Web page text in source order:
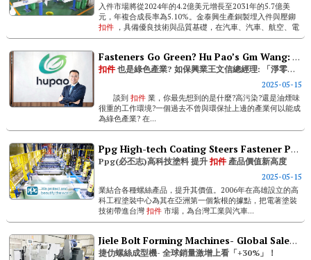
入件市場將從2024年的4.2億美元增長至2031年的5.7億美
元，年複合成長率為5.10%。金泰興生產銅製埋入件與壓鉚
扣件 ，具備優良技術與品質基礎，在汽車、汽車、航空、電
子、電信、建築及國防等多個產業中開拓國際市場。 ...
Fasteners Go Green? Hu Pao’s Gm Wang: “net Zero” Is An Opportunity For Fasteners To Be Redefined
扣件也是綠色產業? 如保興業王文信總經理: 「淨零減碳」是
2025-05-15
談到 扣件業，你最先想到的是什麼?高污染?還是油煙味
很重的工作環境?一個過去不曾與環保扯上邊的產業何以能成
為綠色產業? 在...
Ppg High-tech Coating Steers Fastener Product Value To New Heights
Ppg(必丕志)高科技塗料 提升扣件產品價值新高度
2025-05-15
業結合各種螺絲產品，提升其價值。2006年在高雄設立的高
科工程塗裝中心為其在亞洲第一個紮根的據點，把電著塗裝
技術帶進台灣 扣件市場，為台灣工業與汽車...
Jiele Bolt Forming Machines- Global Sales Expected To Surge By 30%!
捷仂螺絲成型機- 全球銷量激增上看「+30%」！